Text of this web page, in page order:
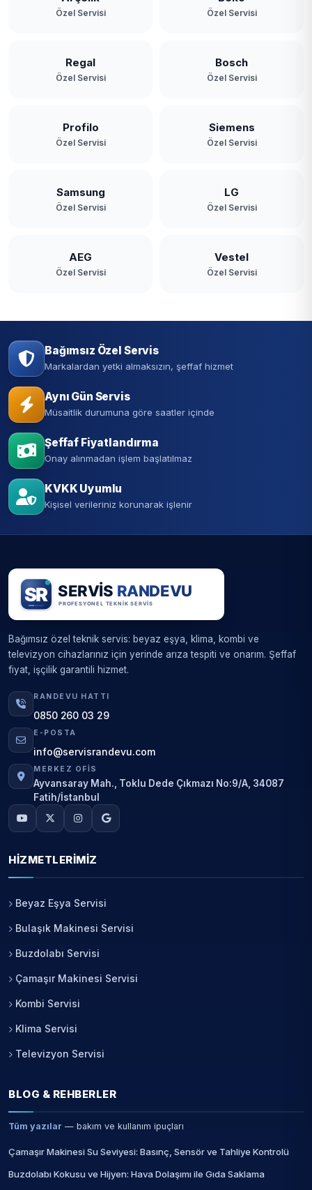
Özel Servisi Özel Servisi
Regal
Özel Servisi
Bosch
Özel Servisi
Profilo
Özel Servisi
Siemens
Özel Servisi
Samsung
Özel Servisi
LG
Özel Servisi
AEG
Özel Servisi
Vestel
Özel Servisi
Bağımsız Özel Servis
Markalardan yetki almaksızın, şeffaf hizmet
Aynı Gün Servis
Müsaitlik durumuna göre saatler içinde
Şeffaf Fiyatlandırma
Onay alınmadan işlem başlatılmaz
KVKK Uyumlu
Kişisel verileriniz korunarak işlenir
Bağımsız özel teknik servis: beyaz eşya, klima, kombi ve
televizyon cihazlarınız için yerinde arıza tespiti ve onarım. Şeffaf
fiyat, işçilik garantili hizmet.
RANDEVU HATTI
0850 260 03 29
E-POSTA
info@servisrandevu.com
MERKEZ OFIS
Ayvansaray Mah., Toklu Dede Çıkmazı No:9/A, 34087
Fatih/İstanbul
HIZMETLERIMIZ
Beyaz Eşya Servisi
Bulaşık Makinesi Servisi
Buzdolabı Servisi
Çamaşır Makinesi Servisi
Kombi Servisi
Klima Servisi
Televizyon Servisi
BLOG & REHBERLER
Tüm yazılar — bakım ve kullanım ipuçları
Çamaşır Makinesi Su Seviyesi: Basınç, Sensör ve Tahliye Kontrolü
Buzdolabı Kokusu ve Hijyen: Hava Dolaşımı ile Gıda Saklama